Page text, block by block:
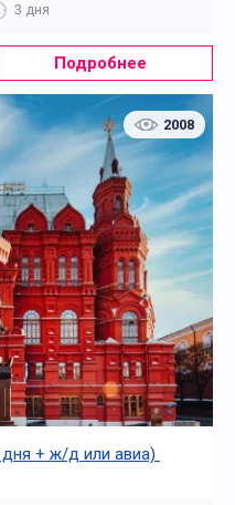
3 дня
Подробнее
2008
+ ж/д или авиа)